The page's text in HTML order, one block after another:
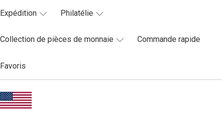
Expédition Philatélie
Collection de pièces de monnaie Commande rapide
Favoris